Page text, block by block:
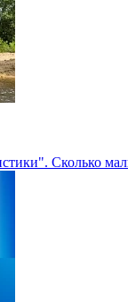
Сколько